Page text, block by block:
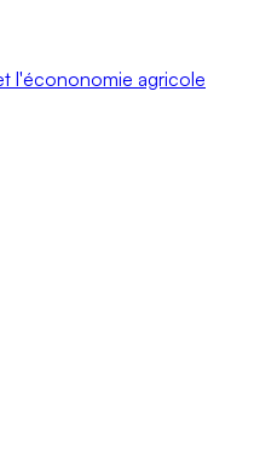
l'écononomie agricole